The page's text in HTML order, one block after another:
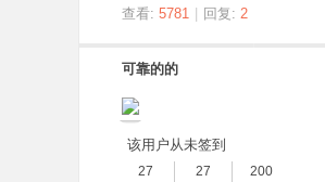
› ›
查看: 5781 回复: 2
可靠的的
该用户从未签到
27
27
200